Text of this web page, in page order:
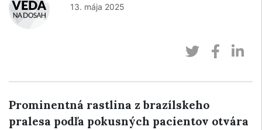
13. mája 2025
Prominentná rastlina z brazílskeho
pralesa podľa pokusných pacientov otvára